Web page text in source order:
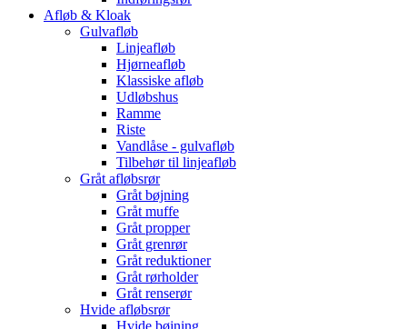
Afløb & Kloak
Gulvafløb
Linjeafløb
Hjørneafløb
Klassiske afløb
Udløbshus
Ramme
Riste
Vandlåse - gulvafløb
Tilbehør til linjeafløb
Gråt afløbsrør
Gråt bøjning
Gråt muffe
Gråt propper
Gråt grenrør
Gråt reduktioner
Gråt rørholder
Gråt renserør
Hvide afløbsrør
Hvide bøjning